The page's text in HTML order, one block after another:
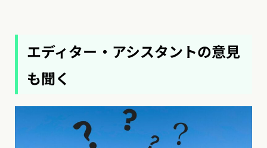
エディター・アシスタントの意見
も聞く